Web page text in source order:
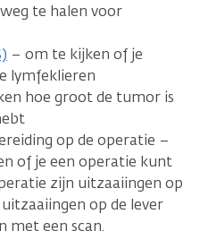
te halen voor
– om te kijken of je
lymfeklieren
hoe groot de tumor is
op de operatie –
of je een operatie kunt
zijn uitzaaiingen op
op de lever
met een scan.